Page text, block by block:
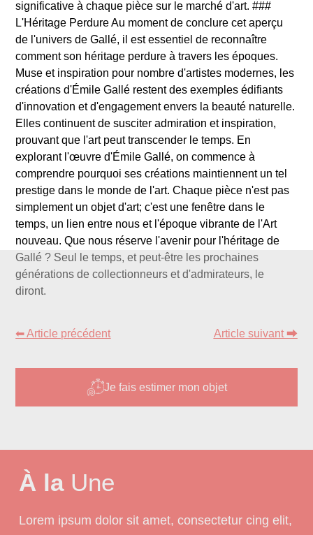
significative à chaque pièce sur le marché d'art. ###
L'Héritage Perdure Au moment de conclure cet aperçu
de l'univers de Gallé, il est essentiel de reconnaître
comment son héritage perdure à travers les époques.
Muse et inspiration pour nombre d'artistes modernes, les
créations d'Émile Gallé restent des exemples édifiants
d'innovation et d'engagement envers la beauté naturelle.
Elles continuent de susciter admiration et inspiration,
prouvant que l'art peut transcender le temps. En
explorant l'œuvre d'Émile Gallé, on commence à
comprendre pourquoi ses créations maintiennent un tel
prestige dans le monde de l'art. Chaque pièce n'est pas
simplement un objet d'art; c'est une fenêtre dans le
temps, un lien entre nous et l'époque vibrante de l'Art
nouveau. Que nous réserve l'avenir pour l'héritage de
Gallé ? Seul le temps, et peut-être les prochaines
générations de collectionneurs et d'admirateurs, le
diront.
⬅ Article précédent Article suivant ⮕
Je fais estimer mon objet
À laUne
Lorem ipsum dolor sit amet, consectetur cing elit,